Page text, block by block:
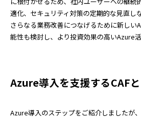
適化、セキュリティ対策の定期的な見直し
さらなる業務改善につなげるために新しい
能性も検討し、より投資効果の高いAzure活
Azure導入を支援するCAF
Azure導入のステップをご紹介しましたが